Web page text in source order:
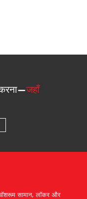
करना—जहाँ
सामान, लॉकर और